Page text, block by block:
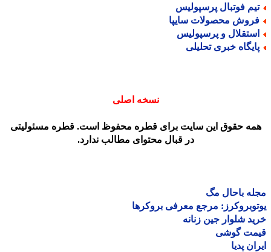
فوتبال پرسپولیس
محصولات سایپا
و پرسپولیس
خبری تحلیلی
نسخه اصلی
حقوق این سایت برای قطره محفوظ است. قطره مسئولیتی
در قبال محتوای مطالب ندارد.
باحال مگ
مرجع معرفی بروکرها
شلوار جین زنانه
گوشی
پدیا